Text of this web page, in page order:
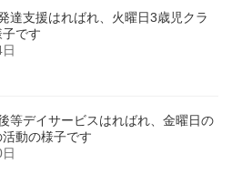
達支援はればれ、火曜日3歳児クラ
です
等デイサービスはればれ、金曜日の
動の様子です